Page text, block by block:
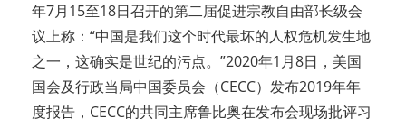
年7月15至18日召开的第二届促进宗教自由部长级会
议上称：“中国是我们这个时代最坏的人权危机发生地
之一，这确实是世纪的污点。”2020年1月8日，美国
国会及行政当局中国委员会（CECC）发布2019年年
度报告，CECC的共同主席鲁比奥在发布会现场批评习